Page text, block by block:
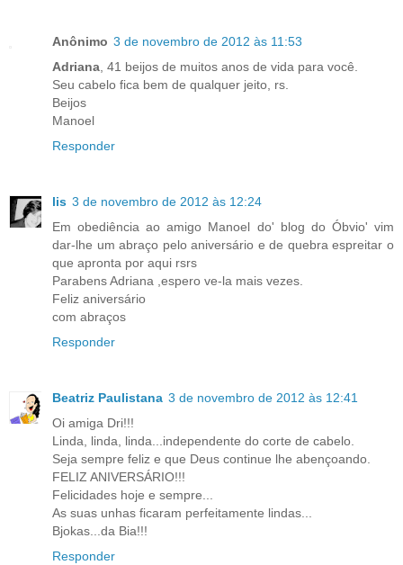
Anônimo 3 de novembro de 2012 às 11:53
Adriana, 41 beijos de muitos anos de vida para você.
Seu cabelo fica bem de qualquer jeito, rs.
Beijos
Manoel
Responder
lis 3 de novembro de 2012 às 12:24
Em obediência ao amigo Manoel do' blog do Óbvio' vim
dar-lhe um abraço pelo aniversário e de quebra espreitar o
que apronta por aqui rsrs
Parabens Adriana ,espero ve-la mais vezes.
Feliz aniversário
com abraços
Responder
Beatriz Paulistana 3 de novembro de 2012 às 12:41
Oi amiga Dri!!!
Linda, linda, linda...independente do corte de cabelo.
Seja sempre feliz e que Deus continue lhe abençoando.
FELIZ ANIVERSÁRIO!!!
Felicidades hoje e sempre...
As suas unhas ficaram perfeitamente lindas...
Bjokas...da Bia!!!
Responder